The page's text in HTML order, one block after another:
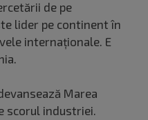
de pe
lider pe continent în
internaţionale. E
Marea
scorul industriei.